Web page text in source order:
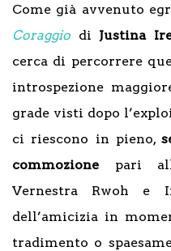
Come già avvenuto
Coraggio di Justina
cerca di percorrere
introspezione
grade visti dopo
ci riescono in pieno,
commozione pari
Vernestra Rwoh e
dell’amicizia in
tradimento o